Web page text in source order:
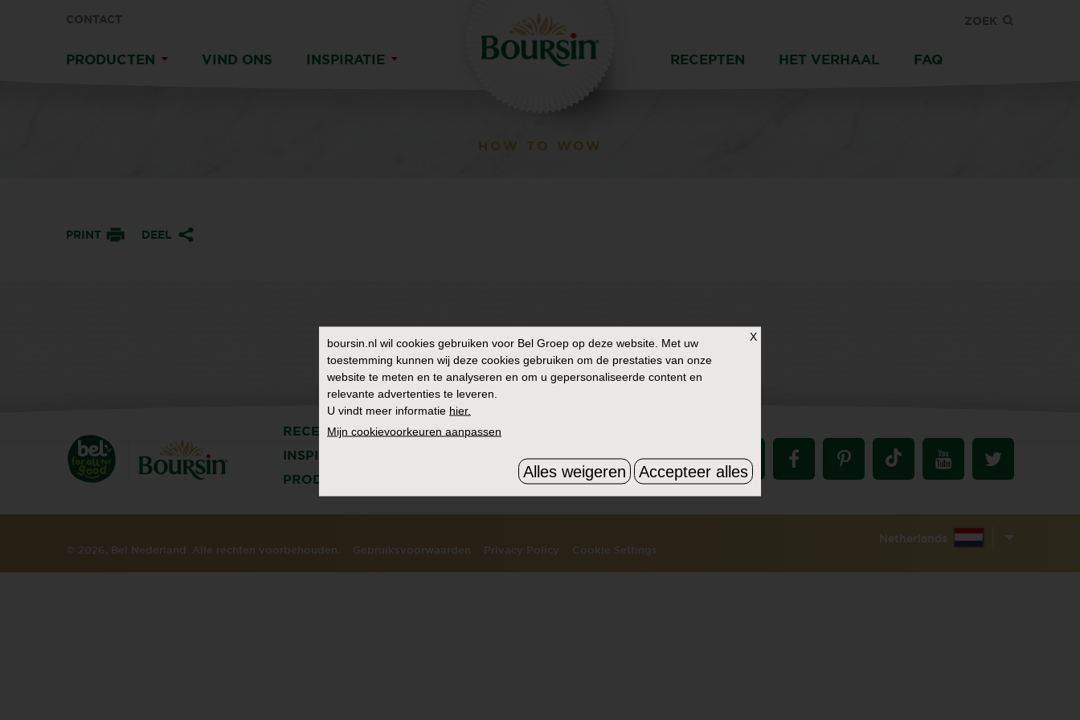
CONTACT ZOEK
PRODUCTEN VIND ONS INSPIRATIE RECEPTEN HET VERHAAL FAQ
HOW TO WOW
PRINT DEEL
RECEPTEN HET VERHAAL
INSPIRATIE
FAQ
PRODUCTEN
Netherlands
© 2026, Bel Nederland. Alle rechten voorbehouden. Gebruiksvoorwaarden Privacy Policy Cookie Settings
X
boursin.nl wil cookies gebruiken voor Bel Groep op deze website. Met uw
toestemming kunnen wij deze cookies gebruiken om de prestaties van onze
website te meten en te analyseren en om u gepersonaliseerde content en
relevante advertenties te leveren.
U vindt meer informatie hier.
Mijn cookievoorkeuren aanpassen
Alles weigeren Accepteer alles